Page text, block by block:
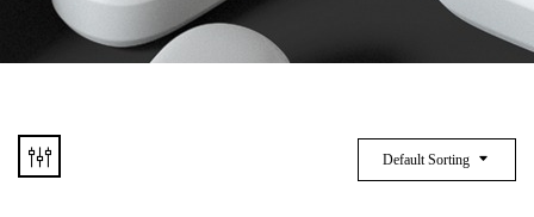
Default Sorting